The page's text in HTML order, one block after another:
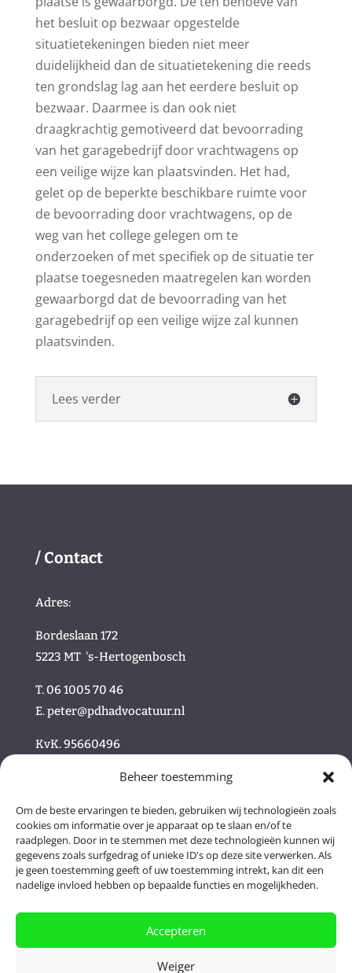
Beheer toestemming
Om de beste ervaringen te bieden, gebruiken wij technologieën zoals
cookies om informatie over je apparaat op te slaan en/of te
raadplegen. Door in te stemmen met deze technologieën kunnen wij
gegevens zoals surfgedrag of unieke ID's op deze site verwerken. Als
je geen toestemming geeft of uw toestemming intrekt, kan dit een
nadelige invloed hebben op bepaalde functies en mogelijkheden.
Accepteren
Weiger
het besluit op bezwaar opgestelde
situatietekeningen bieden niet meer
duidelijkheid dan de situatietekening die reeds
ten grondslag lag aan het eerdere besluit op
bezwaar. Daarmee is dan ook niet
draagkrachtig gemotiveerd dat bevoorrading
van het garagebedrijf door vrachtwagens op
een veilige wijze kan plaatsvinden. Het had,
gelet op de beperkte beschikbare ruimte voor
de bevoorrading door vrachtwagens, op de
weg van het college gelegen om te
onderzoeken of met specifiek op de situatie ter
plaatse toegesneden maatregelen kan worden
gewaarborgd dat de bevoorrading van het
garagebedrijf op een veilige wijze zal kunnen
plaatsvinden.
Lees verder
/ Contact
Adres:
Bordeslaan 172
5223 MT 's-Hertogenbosch
T. 06 1005 70 46
E.peter@pdhadvocatuur.nl
KvK.95660496
/ Volg ons online